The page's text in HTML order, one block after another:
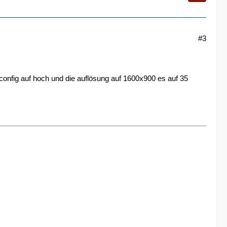
#3
auf hoch und die auflösung auf 1600x900 es auf 35